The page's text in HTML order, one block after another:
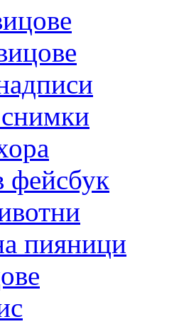
фейсбук
пияници